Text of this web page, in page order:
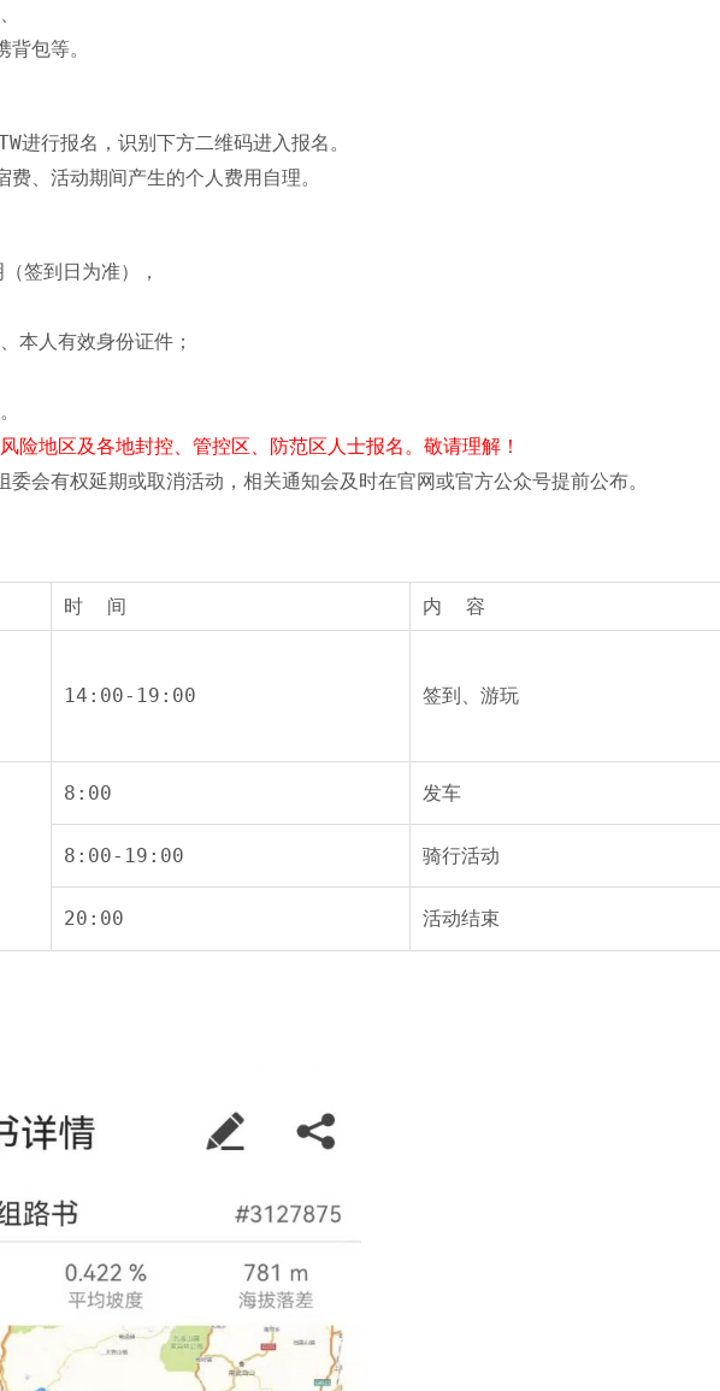
包等。
进行报名，识别下方二维码进入报名。
、活动期间产生的个人费用自理。
签到日为准），
本人有效身份证件；
险地区及各地封控、管控区、防范区人士报名。敬请理解！
会有权延期或取消活动，相关通知会及时在官网或官方公众号提前公布。
时 间 内 容
14:00-19:00 签到、游玩
8:00 发车
8:00-19:00 骑行活动
20:00 活动结束